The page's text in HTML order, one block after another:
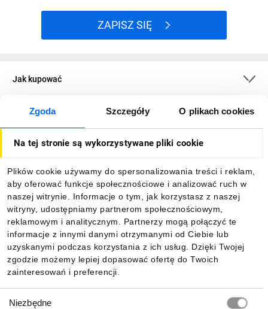
Zgoda Szczegóły O plikach cookies
Na tej stronie są wykorzystywane pliki cookie
Plików cookie używamy do spersonalizowania treści i reklam,
aby oferować funkcje społecznościowe i analizować ruch w
naszej witrynie. Informacje o tym, jak korzystasz z naszej
witryny, udostępniamy partnerom społecznościowym,
reklamowym i analitycznym. Partnerzy mogą połączyć te
informacje z innymi danymi otrzymanymi od Ciebie lub
uzyskanymi podczas korzystania z ich usług. Dzięki Twojej
zgodzie możemy lepiej dopasować ofertę do Twoich
zainteresowań i preferencji.
Niezbędne
ZAPISZ SIĘ
Jak kupować
O firmie
Informacje
Pobierz naszą aplikację mobilną: